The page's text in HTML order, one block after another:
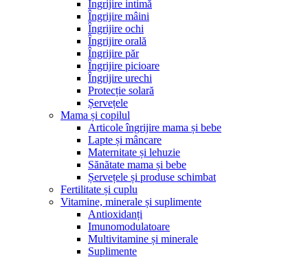
Îngrijire intimă
Îngrijire mâini
Îngrijire ochi
Îngrijire orală
Îngrijire păr
Îngrijire picioare
Îngrijire urechi
Protecție solară
Șervețele
Mama și copilul
Articole îngrijire mama și bebe
Lapte și mâncare
Maternitate și lehuzie
Sănătate mama și bebe
Șervețele și produse schimbat
Fertilitate și cuplu
Vitamine, minerale și suplimente
Antioxidanți
Imunomodulatoare
Multivitamine și minerale
Suplimente